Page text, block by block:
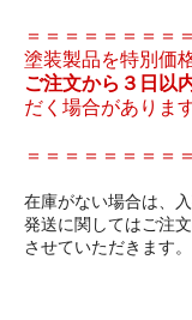
＝＝＝＝＝＝＝＝
塗装製品を特別価
ご注文から３日以
だく場合があります
＝＝＝＝＝＝＝＝
在庫がない場合は、
発送に関してはご注
させていただきます。